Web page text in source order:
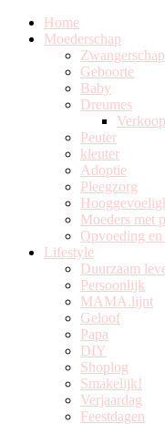
Home
Moederschap
Zwangerschap
Geboorte
Baby
Dreumes
Peuter
kleuter
Adoptie
Pleegzorg
Moeders met
Opvoeding
Lifestyle
Duurzaam
Persoonlijk
MAMA.lijnt
Geloof
Papa
DIY
Shoplog
Smakelijk!
Verjaardag
Feestdagen